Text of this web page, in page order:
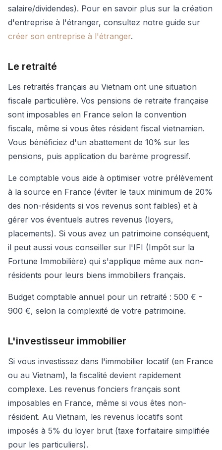
salaire/dividendes). Pour en savoir plus sur la création
d'entreprise à l'étranger, consultez notre guide sur
créer son entreprise à l'étranger.
Le retraité
Les retraités français au Vietnam ont une situation
fiscale particulière. Vos pensions de retraite française
sont imposables en France selon la convention
fiscale, même si vous êtes résident fiscal vietnamien.
Vous bénéficiez d'un abattement de 10% sur les
pensions, puis application du barème progressif.
Le comptable vous aide à optimiser votre prélèvement
à la source en France (éviter le taux minimum de 20%
des non-résidents si vos revenus sont faibles) et à
gérer vos éventuels autres revenus (loyers,
placements). Si vous avez un patrimoine conséquent,
il peut aussi vous conseiller sur l'IFI (Impôt sur la
Fortune Immobilière) qui s'applique même aux non-
résidents pour leurs biens immobiliers français.
Budget comptable annuel pour un retraité : 500 € -
900 €, selon la complexité de votre patrimoine.
L'investisseur immobilier
Si vous investissez dans l'immobilier locatif (en France
ou au Vietnam), la fiscalité devient rapidement
complexe. Les revenus fonciers français sont
imposables en France, même si vous êtes non-
résident. Au Vietnam, les revenus locatifs sont
imposés à 5% du loyer brut (taxe forfaitaire simplifiée
pour les particuliers).